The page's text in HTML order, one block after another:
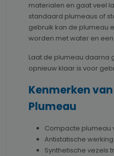
materialen en gaat veel
standaard plumeaus of
gebruik kan de plumeau
worden met water en
Laat de plumeau daarna
opnieuw klaar is voor
Kenmerken van
Plumeau
Compacte plumeau
Antistatische werking
Synthetische vezels